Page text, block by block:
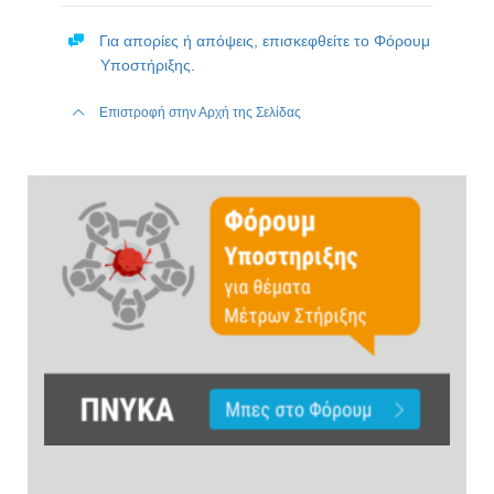
Για απορίες ή απόψεις, επισκεφθείτε το Φόρουμ
Υποστήριξης.
Επιστροφή στην Αρχή της Σελίδας